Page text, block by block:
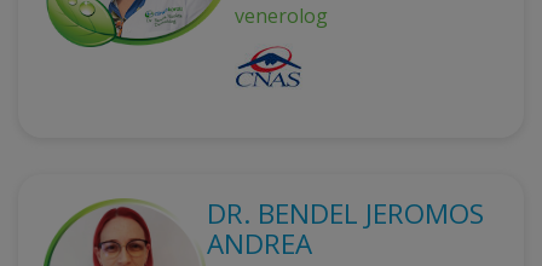
venerolog
DR. BENDEL JEROMOS
ANDREA